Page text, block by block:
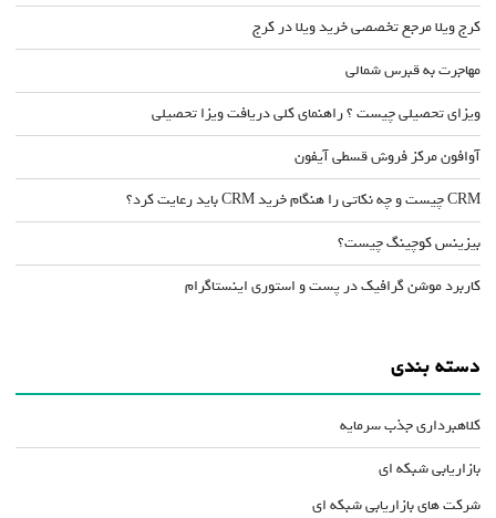
کرج ویلا مرجع تخصصی خرید ویلا در کرج
مهاجرت به قبرس شمالی
ویزای تحصیلی چیست ؟ راهنمای کلی دریافت ویزا تحصیلی
آوافون مرکز فروش قسطی آیفون
CRM چیست و چه نکاتی را هنگام خرید CRM باید رعایت کرد؟
بیزینس کوچینگ چیست؟
کاربرد موشن گرافیک در پست و استوری اینستاگرام
دسته بندی
کلاهبرداری جذب سرمایه
بازاریابی شبکه ای
شرکت های بازاریابی شبکه ای